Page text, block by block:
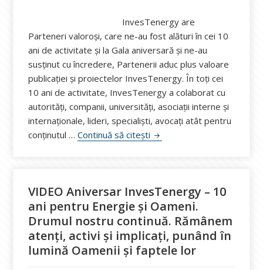
InvesTenergy are
Parteneri valoroși, care ne-au fost alături în cei 10
ani de activitate și la Gala aniversară și ne-au
susținut cu încredere, Partenerii aduc plus valoare
publicației și proiectelor InvesTenergy. În toți cei
10 ani de activitate, InvesTenergy a colaborat cu
autorități, companii, universități, asociații interne și
internaționale, lideri, specialiști, avocați atât pentru
conținutul …Continuă să citești VIDEO Mulțumim
VIDEO Aniversar InvesTenergy – 10
ani pentru Energie și Oameni.
Drumul nostru continuă. Rămânem
atenți, activi și implicați, punând în
lumină Oamenii și faptele lor